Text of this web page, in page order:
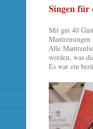
Singen für
Mit gut 40
Alle
werden, was
Es war ein